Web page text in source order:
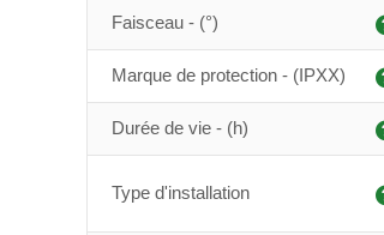
Faisceau - (°)
Marque de protection - (IPXX)
Durée de vie - (h)
Type d'installation